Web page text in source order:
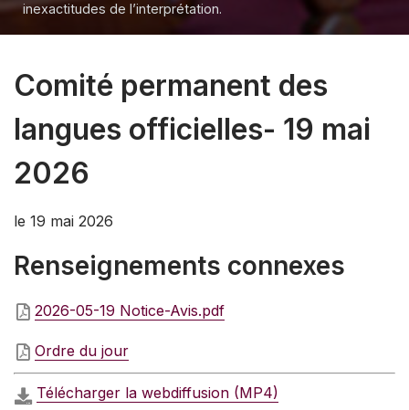
inexactitudes de l’interprétation.
Comité permanent des
langues officielles- 19 mai
2026
le 19 mai 2026
Renseignements connexes
2026-05-19 Notice-Avis.pdf
Ordre du jour
Télécharger la webdiffusion (MP4)